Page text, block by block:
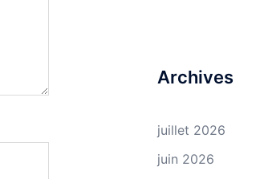
Archives
juillet 2026
juin 2026